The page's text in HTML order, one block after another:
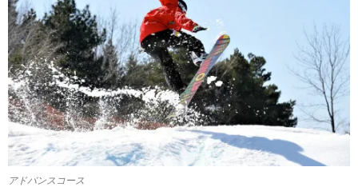
アドバンスコース